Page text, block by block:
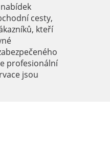
cesty,
kteří
profesionální
jsou